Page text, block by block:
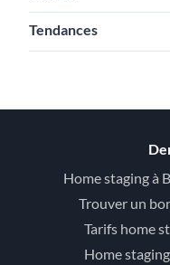
Tendances
Home staging à
Trouver un
Tarifs home
Home